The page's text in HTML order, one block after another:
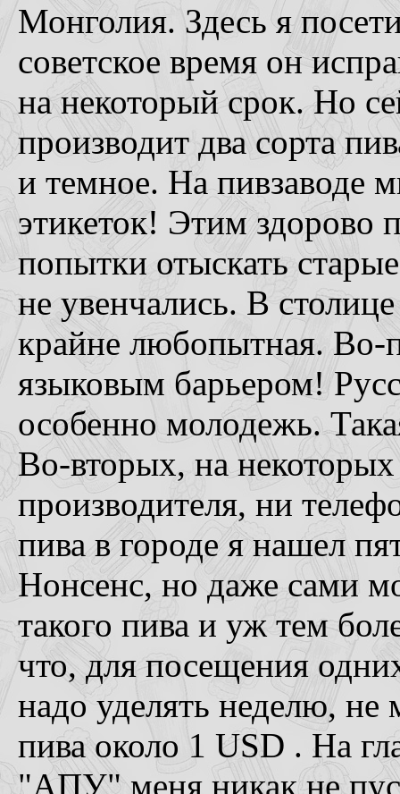
Монголия. Здесь я
советское время он
на некоторый срок. Но
производит два сорта
и темное. На пивзаводе
этикеток! Этим здорово
попытки отыскать
не увенчались. В
крайне любопытная. Во-
языковым барьером!
особенно молодежь.
Во-вторых, на некоторых
производителя, ни
пива в городе я нашел
Нонсенс, но даже сами
такого пива и уж тем
что, для посещения
надо уделять неделю,
пива около 1 USD . На
"AПУ" меня никак не